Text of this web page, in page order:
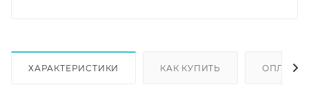
ХАРАКТЕРИСТИКИ КАК КУПИТЬ ОПЛАТА